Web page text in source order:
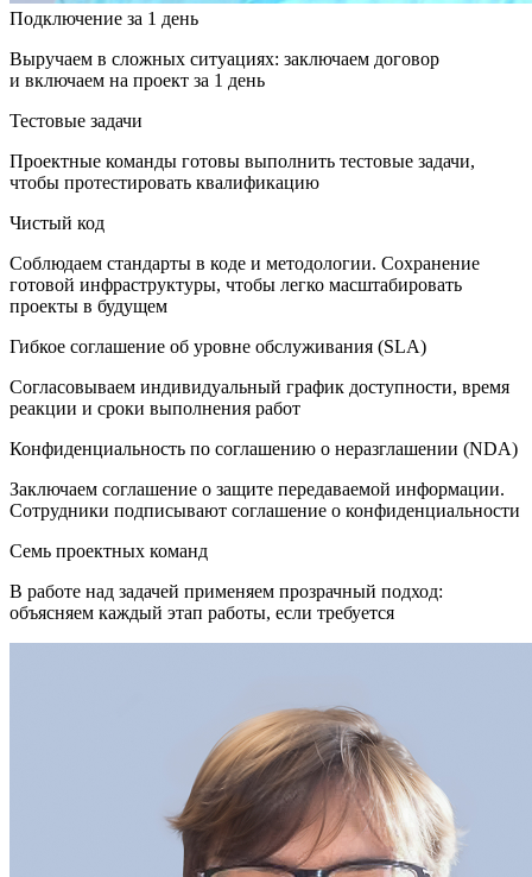
Подключение за 1 день
Выручаем в сложных ситуациях: заключаем договор
и включаем на проект за 1 день
Тестовые задачи
Проектные команды готовы выполнить тестовые задачи,
чтобы протестировать квалификацию
Чистый код
Соблюдаем стандарты в коде и методологии. Сохранение
готовой инфраструктуры, чтобы легко масштабировать
проекты в будущем
Гибкое соглашение об уровне обслуживания (SLA)
Согласовываем индивидуальный график доступности, время
реакции и сроки выполнения работ
Конфиденциальность по соглашению о неразглашении (NDA)
Заключаем соглашение о защите передаваемой информации.
Сотрудники подписывают соглашение о конфиденциальности
Семь проектных команд
В работе над задачей применяем прозрачный подход:
объясняем каждый этап работы, если требуется